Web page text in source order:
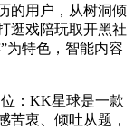
的用户，从树洞倾
逛戏陪玩取开黑社
为特色，智能内容
：KK星球是一款
苦衷、倾吐从题，